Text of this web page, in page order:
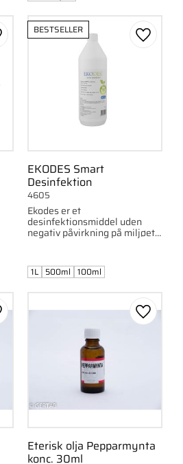
som favorit
EKODES Smart
Desinfektion
Ekodes er et
desinfektionsmiddel uden
negativ påvirkning på miljøet
eller mennesket. Findes i
4605
BESTSELLER
Gem
1L 500ml 100ml
som favorit
Eterisk olja Pepparmynta
konc. 30ml
Gem